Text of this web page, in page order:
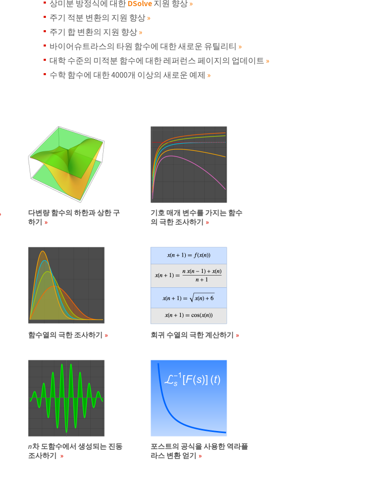
상미분 방정식에 대한 DSolve 지원 향상 »
주기 적분 변환의 지원 향상 »
주기 합 변환의 지원 향상 »
바이어슈트라스의 타원 함수에 대한 새로운 유틸리티 »
대학 수준의 미적분 함수에 대한 레퍼런스 페이지의 업데이트 »
수학 함수에 대한 4000개 이상의 새로운 예제 »
다변량 함수의 하한과 상한 구
하기
기호 매개 변수를 가지는 함수
의 극한 조사하기
함수열의 극한 조사하기 회귀 수열의 극한 계산하기
n차 도함수에서 생성되는 진동
조사하기
포스트의 공식을 사용한 역라플
라스 변환 얻기